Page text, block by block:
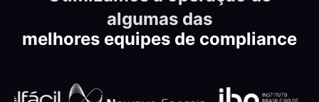
algumas das
melhores equipes de compliance